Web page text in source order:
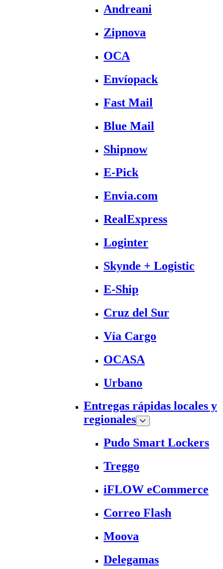
Andreani
Zipnova
OCA
Envíopack
Fast Mail
Blue Mail
Shipnow
E-Pick
Envia.com
RealExpress
Loginter
Skynde + Logistic
E-Ship
Cruz del Sur
Vía Cargo
OCASA
Urbano
Entregas rápidas locales y
regionales
Pudo Smart Lockers
Treggo
iFLOW eCommerce
Correo Flash
Moova
Delegamas